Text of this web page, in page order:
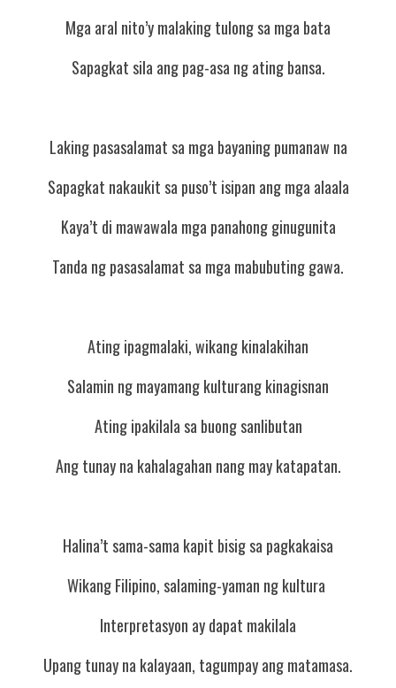
Mga aral nito’y malaking tulong sa mga bata
Sapagkat sila ang pag-asa ng ating bansa.
Laking pasasalamat sa mga bayaning pumanaw na
Sapagkat nakaukit sa puso’t isipan ang mga alaala
Kaya’t di mawawala mga panahong ginugunita
Tanda ng pasasalamat sa mga mabubuting gawa.
Ating ipagmalaki, wikang kinalakihan
Salamin ng mayamang kulturang kinagisnan
Ating ipakilala sa buong sanlibutan
Ang tunay na kahalagahan nang may katapatan.
Halina’t sama-sama kapit bisig sa pagkakaisa
Wikang Filipino, salaming-yaman ng kultura
Interpretasyon ay dapat makilala
Upang tunay na kalayaan, tagumpay ang matamasa.